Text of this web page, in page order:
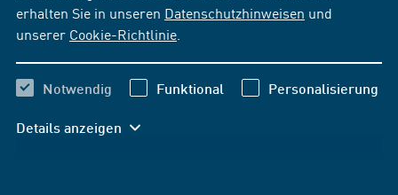
erhalten Sie in unseren Datenschutzhinweisen und
unserer Cookie-Richtlinie
Notwendig Funktional Personalisierung
Details anzeigen